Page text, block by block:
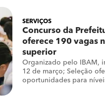
SERVIÇOS
Concurso da
oferece 190 vagas
superior
Organizado pelo IBAM,
12 de março; Seleção
oportunidades para